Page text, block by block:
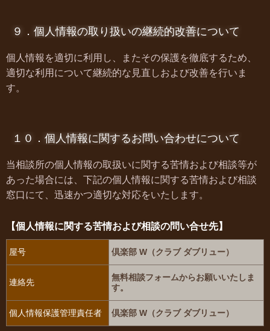
９．個人情報の取り扱いの継続的改善について
個人情報を適切に利用し、またその保護を徹底するため、
適切な利用について継続的な見直しおよび改善を行いま
す。
１０．個人情報に関するお問い合わせについて
当相談所の個人情報の取扱いに関する苦情および相談等が
あった場合には、下記の個人情報に関する苦情および相談
窓口にて、迅速かつ適切な対応をいたします。
【個人情報に関する苦情および相談の問い合せ先】
屋号 倶楽部 W（クラブ ダブリュー）
連絡先
無料相談フォームからお願いいたしま
す。
個人情報保護管理責任者 倶楽部 W（クラブ ダブリュー）